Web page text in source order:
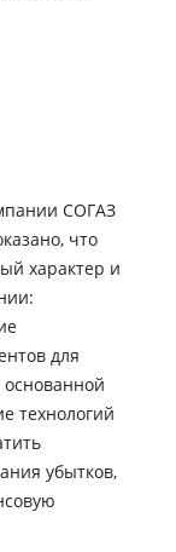
СОГАЗ
что
характер и
для
технологий
убытков,